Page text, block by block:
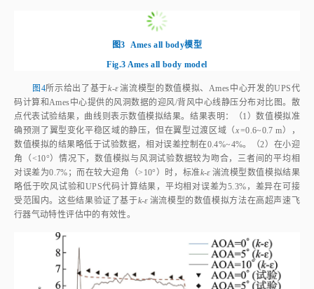
图3 Ames all body模型
Fig.3 Ames all body model
图4所示给出了基于k‑ε湍流模型的数值模拟、Ames中心开发的UPS代
码计算和Ames中心提供的风洞数据的迎风/背风中心线静压分布对比图。散
点代表试验结果，曲线则表示数值模拟结果。结果表明：（1）数值模拟准
确预测了翼型变化平稳区域的静压，但在翼型过渡区域（x=0.6~0.7 m），
数值模拟的结果略低于试验数据，相对误差控制在0.4%~4%。（2）在小迎
角（<10°）情况下，数值模拟与风洞试验数据较为吻合，三者间的平均相
对误差为0.7%；而在较大迎角（> 10°）时，标准k‑ɛ 湍流模型数值模拟结果
略低于吹风试验和UPS代码计算结果，平均相对误差为5.3%，差异在可接
受范围内。这些结果验证了基于k‑ε 湍流模型的数值模拟方法在高超声速飞
行器气动特性评估中的有效性。